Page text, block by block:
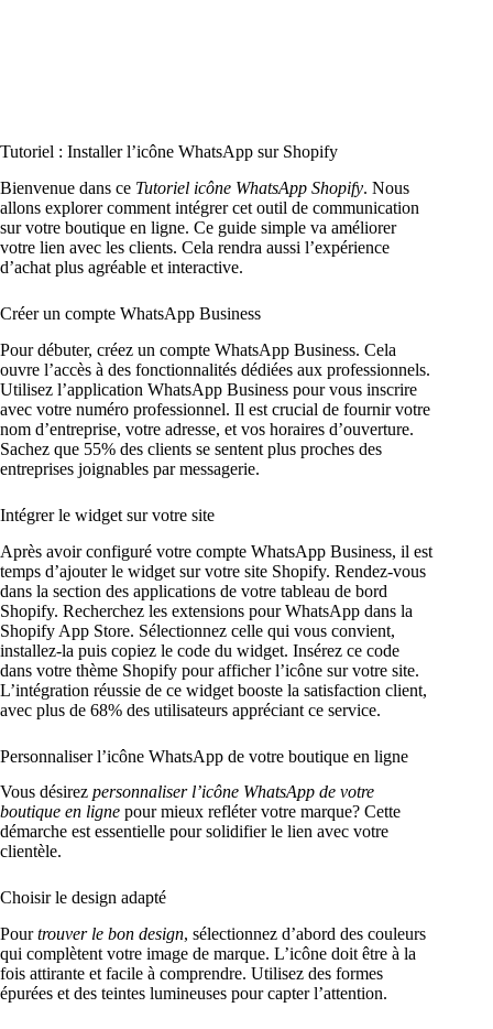
Tutoriel : Installer l’icône WhatsApp sur Shopify
Bienvenue dans ce Tutoriel icône WhatsApp Shopify. Nous
allons explorer comment intégrer cet outil de communication
sur votre boutique en ligne. Ce guide simple va améliorer
votre lien avec les clients. Cela rendra aussi l’expérience
d’achat plus agréable et interactive.
Créer un compte WhatsApp Business
Pour débuter, créez un compte WhatsApp Business. Cela
ouvre l’accès à des fonctionnalités dédiées aux professionnels.
Utilisez l’application WhatsApp Business pour vous inscrire
avec votre numéro professionnel. Il est crucial de fournir votre
nom d’entreprise, votre adresse, et vos horaires d’ouverture.
Sachez que 55% des clients se sentent plus proches des
entreprises joignables par messagerie.
Intégrer le widget sur votre site
Après avoir configuré votre compte WhatsApp Business, il est
temps d’ajouter le widget sur votre site Shopify. Rendez-vous
dans la section des applications de votre tableau de bord
Shopify. Recherchez les extensions pour WhatsApp dans la
Shopify App Store. Sélectionnez celle qui vous convient,
installez-la puis copiez le code du widget. Insérez ce code
dans votre thème Shopify pour afficher l’icône sur votre site.
L’intégration réussie de ce widget booste la satisfaction client,
avec plus de 68% des utilisateurs appréciant ce service.
Personnaliser l’icône WhatsApp de votre boutique en ligne
Vous désirez personnaliser l’icône WhatsApp de votre
boutique en ligne pour mieux refléter votre marque? Cette
démarche est essentielle pour solidifier le lien avec votre
clientèle.
Choisir le design adapté
Pourtrouver le bon design, sélectionnez d’abord des couleurs
qui complètent votre image de marque. L’icône doit être à la
fois attirante et facile à comprendre. Utilisez des formes
épurées et des teintes lumineuses pour capter l’attention.